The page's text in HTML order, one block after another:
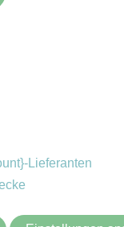
Lieferanten